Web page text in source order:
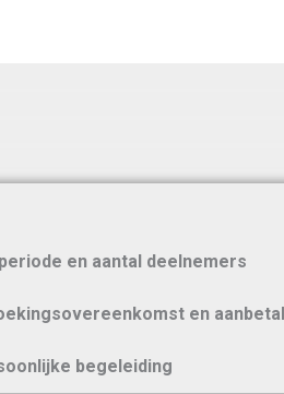
en aantal deelnemers
en
begeleiding